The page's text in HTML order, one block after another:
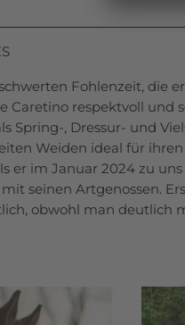
Fohlenzeit, die
Caretino respektvoll
Spring-, Dressur- und
Weiden ideal für
er im Januar 2024 zu
seinen Artgenossen.
obwohl man deutlich